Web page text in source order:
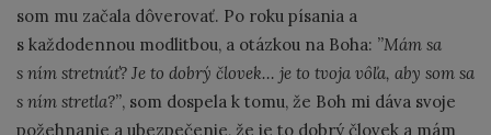
som mu začala dôverovať. Po roku písania a
s každodennou modlitbou, a otázkou na Boha: ’’Mám sa
s ním stretnúť? Je to dobrý človek… je to tvoja vôľa, aby som sa
s ním stretla?’’, som dospela k tomu, že Boh mi dáva svoje
požehnanie a ubezpečenie, že je to dobrý človek a mám